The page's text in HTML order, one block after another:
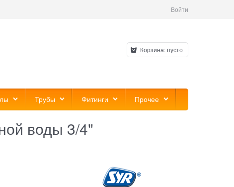
Войти
Корзина:пусто
Трубы Фитинги Прочее
воды 3/4"